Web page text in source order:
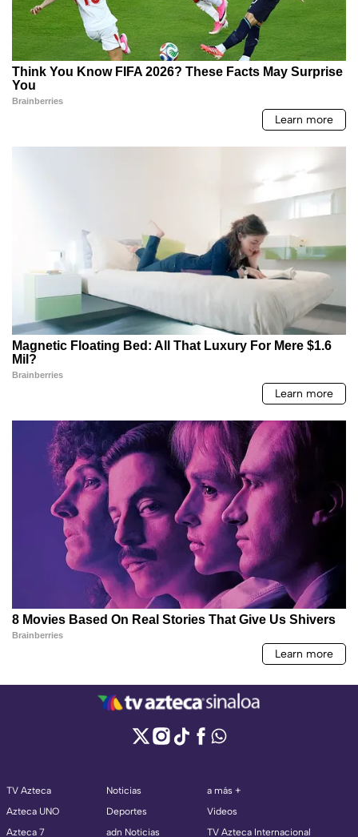
TV Azteca
Azteca UNO
Azteca 7
Noticias
Deportes
adn Noticias
a más +
Videos
TV Azteca Internacional